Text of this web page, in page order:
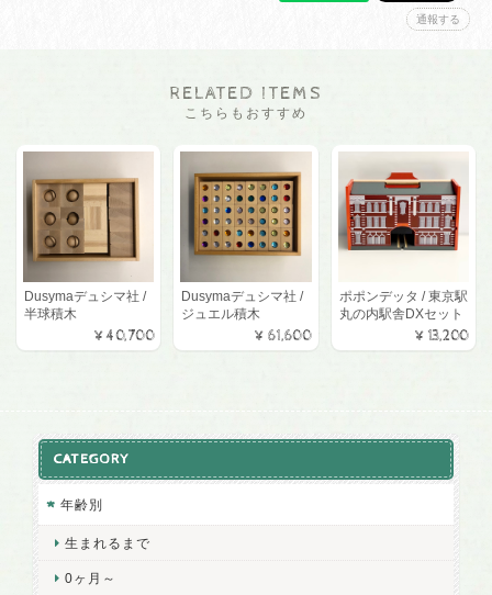
通報する
RELATED ITEMS
こちらもおすすめ
Dusymaデュシマ社 /
半球積木
¥40,700
Dusymaデュシマ社 /
ジュエル積木
¥61,600
ポポンデッタ / 東京駅
丸の内駅舎DXセット
¥13,200
CATEGORY
年齢別
生まれるまで
0ヶ月～